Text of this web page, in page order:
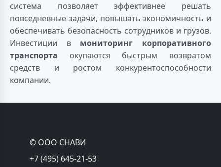
система позволяет эффективнее решать
повседневные задачи, повышать экономичность и
обеспечивать безопасность сотрудников и грузов.
Инвестиции в мониторинг корпоративного
транспорта окупаются быстрым возвратом
средств и ростом конкурентоспособности
компании.
© ООО СНАВИ
+7 (495) 645-21-53